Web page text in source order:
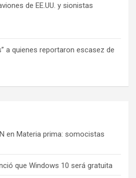
de EE.UU. y sionistas
a quienes reportaron escasez de
en Materia prima: somocistas
que Windows 10 será gratuita